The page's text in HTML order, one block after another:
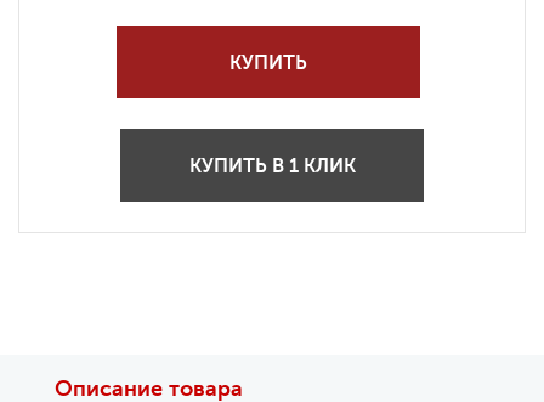
КУПИТЬ
КУПИТЬ В 1 КЛИК
Описание товара